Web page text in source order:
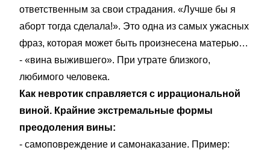
ответственным за свои страдания. «Лучше бы я
аборт тогда сделала!». Это одна из самых ужасных
фраз, которая может быть произнесена матерью…
- «вина выжившего». При утрате близкого,
любимого человека.
Как невротик справляется с иррациональной
виной. Крайние экстремальные формы
преодоления вины:
- самоповреждение и самонаказание. Пример: